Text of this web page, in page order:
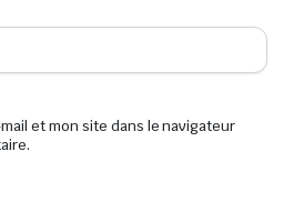
et mon site dans le navigateur